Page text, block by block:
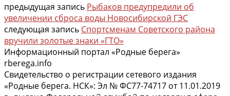
предыдущая запись Рыбаков предупредили об
увеличении сброса воды Новосибирской ГЭС
следующая запись Спортсменам Советского района
вручили золотые знаки «ГТО»
Информационный портал «Родные берега»
rberega.info
Свидетельство о регистрации сетевого издания
«Родные берега. НСК»: Эл № ФС77-74717 от 11.01.2019